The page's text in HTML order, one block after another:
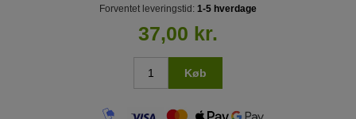
Forventet leveringstid: 1-5 hverdage
37,00 kr.
Køb